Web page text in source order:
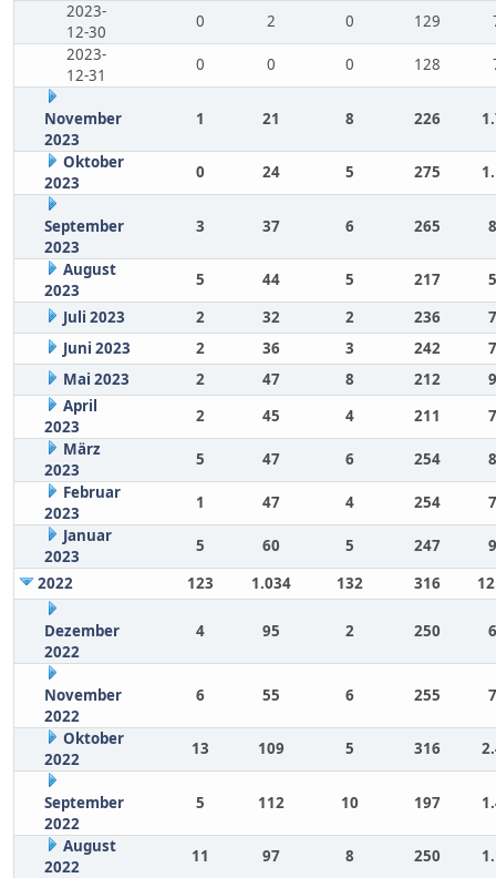
2023-
12-30
0 2 0 129
2023-
12-31
0 0 0 128
November
2023
1 21 8 226
Oktober
2023
0 24 5 275
September
2023
3 37 6 265
August
2023
5 44 5 217
Juli 2023
2 32 2 236
Juni 2023
2 36 3 242
Mai 2023
2 47 8 212
April
2023
2 45 4 211
März
2023
5 47 6 254
Februar
2023
1 47 4 254
Januar
2023
5 60 5 247
2022
123 1.034 132 316
Dezember
2022
4 95 2 250
November
2022
6 55 6 255
Oktober
2022
13 109 5 316
September
2022
5 112 10 197
August
2022
11 97 8 250